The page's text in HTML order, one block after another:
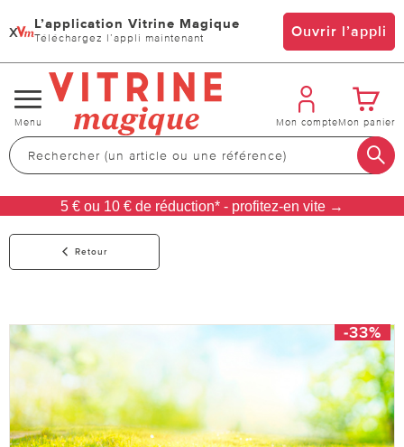
x L’application Vitrine Magique
Téléchargez l’appli maintenant Ouvrir l’appli
Changer
de
navigation
Menu Mon compteMon panier
5 € ou 10 € de réduction* - profitez-en vite →
Retour
-33%